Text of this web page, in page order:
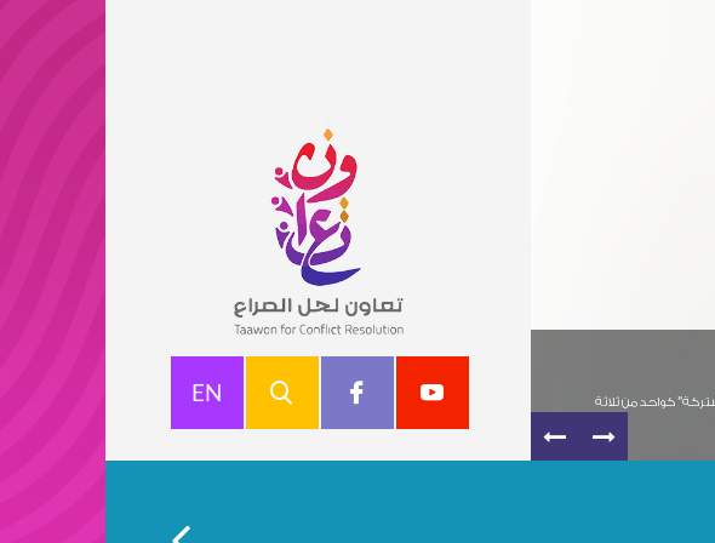
EN
دراسة تحليلية حول الواقع الاقتصادي في الضفة الغربية -2025
دراسة تحليلية حول الواقع الاقتصادي في الضفة الغربية يأتي هذا الاستطلاع في إطار مشروع "منصات الحوار الوطني: نحو وحدة
استطلاعات تعمل عليها مؤسسة "...